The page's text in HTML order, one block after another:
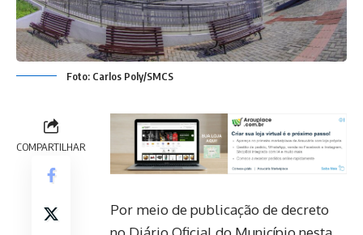
Foto: Carlos Poly/SMCS
COMPARTILHAR
Por meio de publicação de decreto